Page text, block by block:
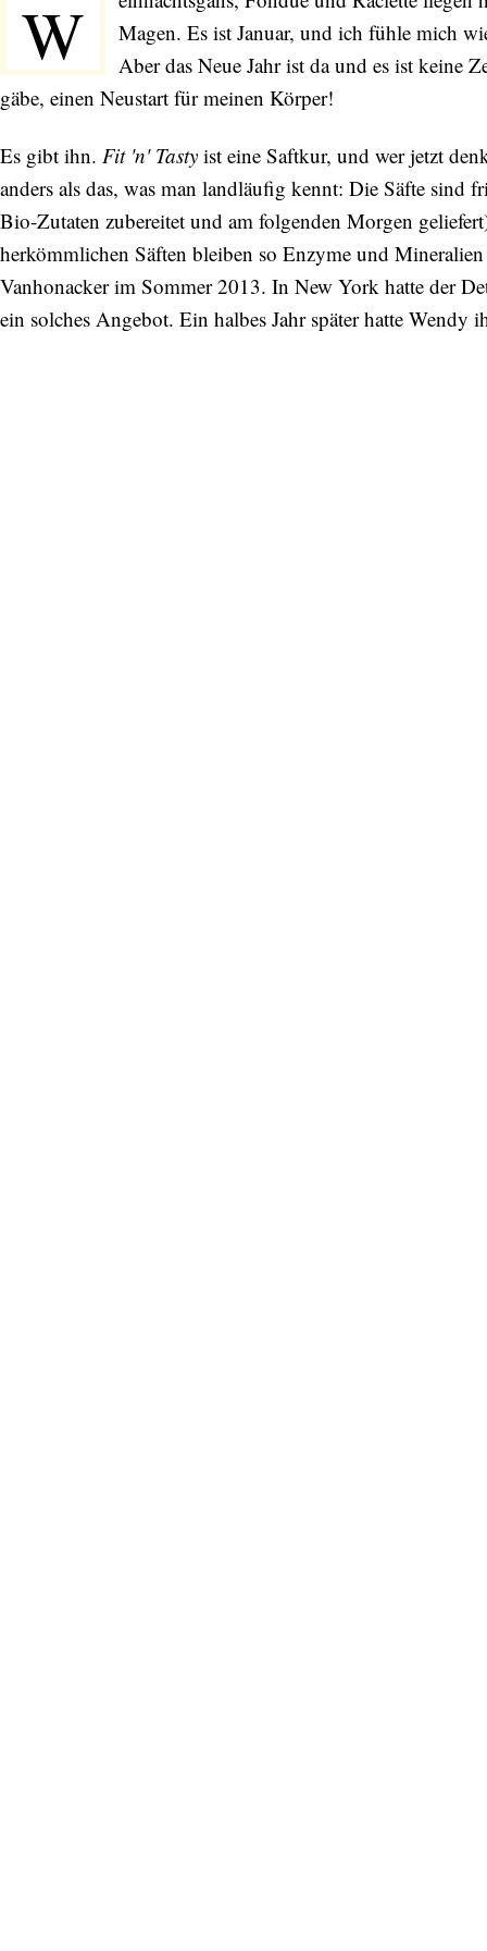
W
Magen. Es ist Januar, und ich fühle mich
Aber das Neue Jahr ist da und es ist keine
gäbe, einen Neustart für meinen Körper!
Es gibt ihn. Fit 'n' Tasty ist eine Saftkur, und wer jetzt
anders als das, was man landläufig kennt: Die Säfte sind
Bio-Zutaten zubereitet und am folgenden Morgen
herkömmlichen Säften bleiben so Enzyme und
Vanhonacker im Sommer 2013. In New York hatte der
ein solches Angebot. Ein halbes Jahr später hatte Wendy